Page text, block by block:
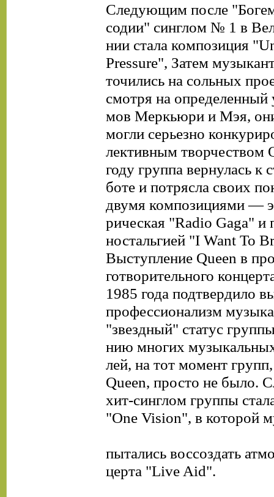
Следующим после
содии" синглом № 1 в
нии стала композиция
Pressure", Затем
точились на сольных
смотря на определенный
мов Меркьюри и Мэя,
могли серьезно
лективным творчеством
году группа вернулась к
боте и потрясла своих
двумя композициями —
рическая "Radio Gaga" и
ностальгией "I Want То
Выступление Queen в
готворительного
1985 года подтвердило
профессионализм
"звездный" статус
нию многих
лей, на тот момент
Queen, просто не было.
хит-синглом группы
"One Vision", в которой
пытались воссоздать
церта "Live Aid".